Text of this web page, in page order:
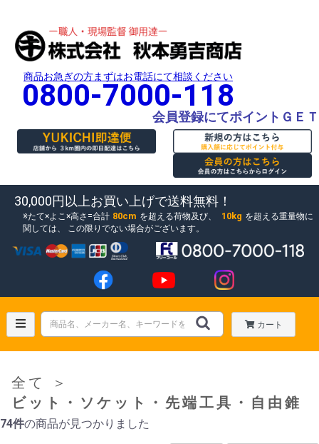
商品お急ぎの方まずはお電話にて相談ください
0800-7000-118
会員登録にてポイントＧＥＴ
30,000円以上お買い上げで送料無料！
たて×よこ×高さ=合計 80cm を超える荷物及び、 10kg を超える重量物に
関しては、
この限りでない場合がございます。
カート
全て
＞
ビット・ソケット・先端工具・自由錐
74件の商品が見つかりました